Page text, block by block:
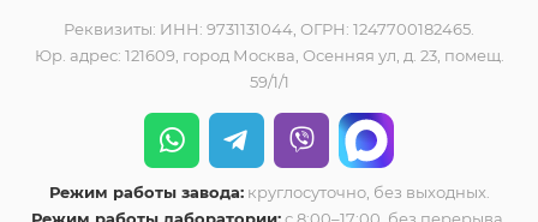
Реквизиты: ИНН: 9731131044, ОГРН: 1247700182465.
Юр. адрес: 121609, город Москва, Осенняя ул, д. 23, помещ.
59/1/1
Режим работы завода:круглосуточно, без выходных.